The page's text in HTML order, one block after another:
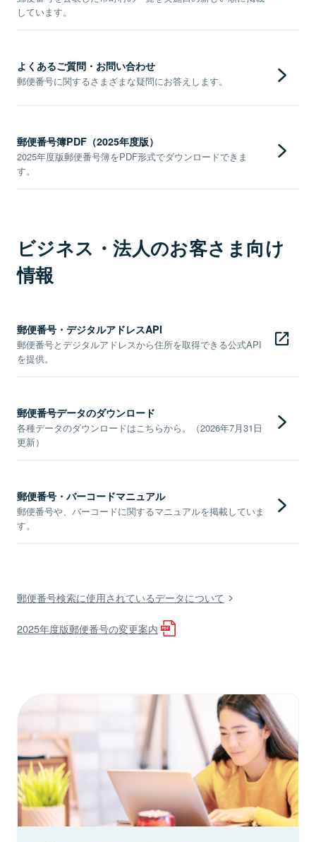
しています。
よくあるご質問・お問い合わせ
郵便番号に関するさまざまな疑問にお答えします。
郵便番号簿PDF（2025年度版）
2025年度版郵便番号簿をPDF形式でダウンロードできま
す。
ビジネス・法人のお客さま向け
情報
郵便番号・デジタルアドレスAPI
郵便番号とデジタルアドレスから住所を取得できる公式API
を提供。
郵便番号データのダウンロード
各種データのダウンロードはこちらから。（2026年7月31日
更新）
郵便番号・バーコードマニュアル
郵便番号や、バーコードに関するマニュアルを掲載していま
す。
郵便番号検索に使用されているデータについて
2025年度版郵便番号の変更案内